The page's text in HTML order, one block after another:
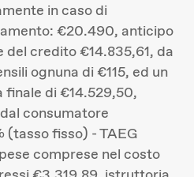
in caso di
€20.490, anticipo
credito €14.835,61, da
ognuna di €115, ed un
finale di €14.529,50,
consumatore
(tasso fisso) - TAEG
comprese nel costo